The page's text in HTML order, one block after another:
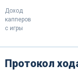
Доход
капперов
с игры
Протокол